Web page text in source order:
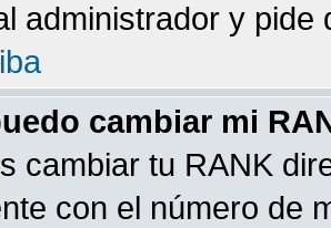
administrador y
cambiar mi
cambiar tu RANK
con el número de